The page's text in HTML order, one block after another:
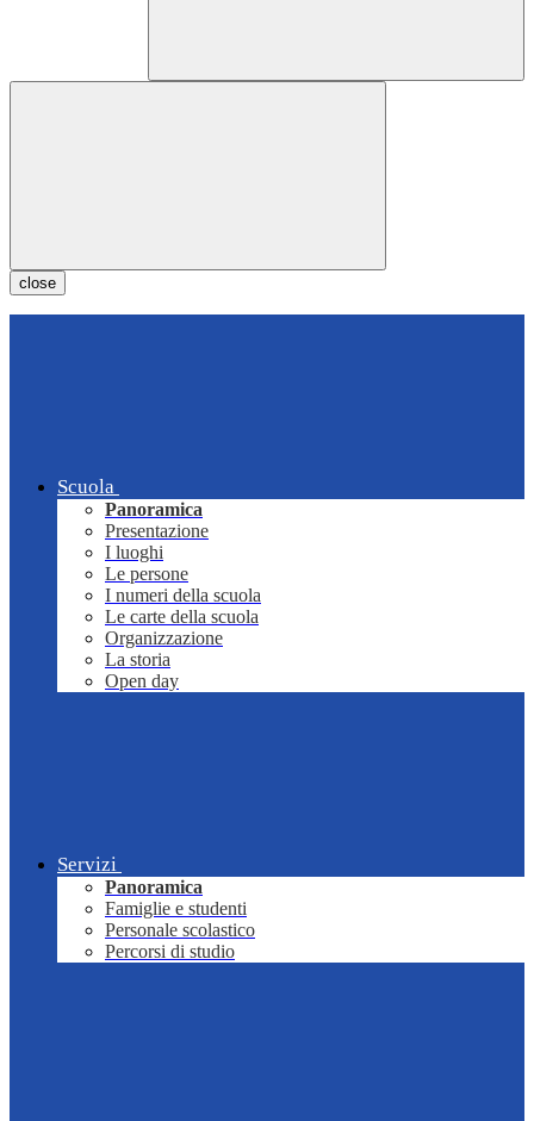
close
Scuola
Panoramica
Presentazione
I luoghi
Le persone
I numeri della scuola
Le carte della scuola
Organizzazione
La storia
Open day
Servizi
Panoramica
Famiglie e studenti
Personale scolastico
Percorsi di studio